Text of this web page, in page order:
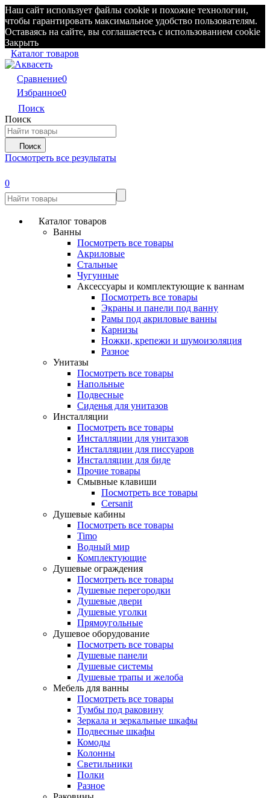
Наш сайт использует файлы cookie и похожие технологии,
чтобы гарантировать максимальное удобство пользователям.
Оставаясь на сайте, вы соглашаетесь с использованием cookie
Закрыть
Каталог товаров
Сравнение0
Избранное0
Поиск
Поиск
Поиск
Посмотреть все результаты
0
Каталог товаров
Ванны
Посмотреть все товары
Акриловые
Стальные
Чугунные
Аксессуары и комплектующие к ваннам
Посмотреть все товары
Экраны и панели под ванну
Рамы под акриловые ванны
Карнизы
Ножки, крепежи и шумоизоляция
Разное
Унитазы
Посмотреть все товары
Напольные
Подвесные
Сиденья для унитазов
Инсталляции
Посмотреть все товары
Инсталляции для унитазов
Инсталляции для писсуаров
Инсталляции для биде
Прочие товары
Смывные клавиши
Посмотреть все товары
Cersanit
Душевые кабины
Посмотреть все товары
Timo
Водный мир
Комплектующие
Душевые ограждения
Посмотреть все товары
Душевые перегородки
Душевые двери
Душевые уголки
Прямоугольные
Душевое оборудование
Посмотреть все товары
Душевые панели
Душевые системы
Душевые трапы и желоба
Мебель для ванны
Посмотреть все товары
Тумбы под раковину
Зеркала и зеркальные шкафы
Подвесные шкафы
Комоды
Колонны
Светильники
Полки
Разное